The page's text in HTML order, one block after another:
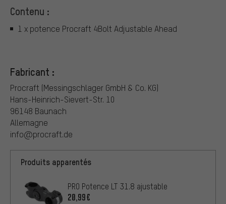
Contenu :
1 x potence Procraft 4Bolt Adjustable Ahead
Fabricant :
Procraft (Messingschlager GmbH & Co. KG)
Hans-Heinrich-Sievert-Str. 10
96148 Baunach
Allemagne
info@procraft.de
Produits apparentés
PRO Potence LT 31.8 ajustable
20,99€